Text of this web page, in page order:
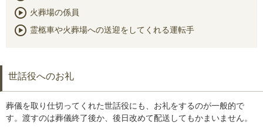
火葬場の係員
霊柩車や火葬場への送迎をしてくれる運転手
世話役へのお礼
葬儀を取り仕切ってくれた世話役にも、お礼をするのが一般的で
す。渡すのは葬儀終了後か、後日改めて配送してもかまいません。